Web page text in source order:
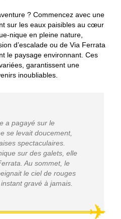
? Commencez avec une
sur les eaux paisibles au cœur
nique en pleine nature,
d’escalade ou de Via Ferrata
le paysage environnant. Ces
garantissent une
inoubliables.
a pagayé sur le
se levait doucement,
spectaculaires.
sur des galets, elle
Au sommet, le
le ciel de rouges
gravé à jamais.